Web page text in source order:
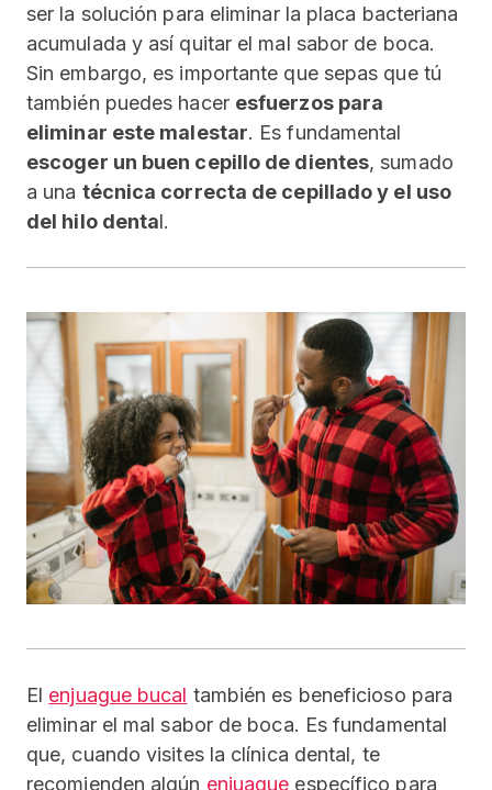
ser la solución para eliminar la placa bacteriana
acumulada y así quitar el mal sabor de boca.
Sin embargo, es importante que sepas que tú
también puedes hacer esfuerzos para
eliminar este malestar. Es fundamental
escoger un buen cepillo de dientes, sumado
a una técnica correcta de cepillado y el uso
del hilo dental.
El enjuague bucal también es beneficioso para
eliminar el mal sabor de boca. Es fundamental
que, cuando visites la clínica dental, te
recomienden algún enjuague específico para